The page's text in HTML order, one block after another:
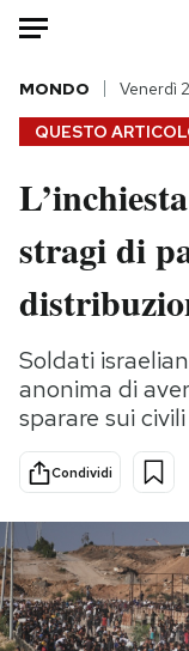
HOME
Italia
Politica
Tecnologia
Scienza
Sport
PODCAST
QUESTO
MONDO Venerdì
stragi di
Soldati
anonima di
sparare sui civili
Condividi